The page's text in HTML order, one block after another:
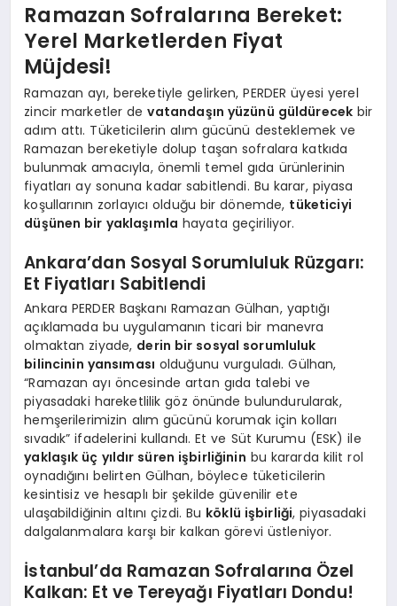
Ramazan Sofralarına Bereket:
Yerel Marketlerden Fiyat
Müjdesi!
Ramazan ayı, bereketiyle gelirken, PERDER üyesi yerel
zincir marketler devatandaşın yüzünü güldürecek bir
adım attı. Tüketicilerin alım gücünü desteklemek ve
Ramazan bereketiyle dolup taşan sofralara katkıda
bulunmak amacıyla, önemli temel gıda ürünlerinin
fiyatları ay sonuna kadar sabitlendi. Bu karar, piyasa
koşullarının zorlayıcı olduğu bir dönemde, tüketiciyi
düşünen bir yaklaşımla hayata geçiriliyor.
Ankara’dan Sosyal Sorumluluk Rüzgarı:
Et Fiyatları Sabitlendi
Ankara PERDER Başkanı Ramazan Gülhan, yaptığı
açıklamada bu uygulamanın ticari bir manevra
olmaktan ziyade, derin bir sosyal sorumluluk
bilincinin yansıması olduğunu vurguladı. Gülhan,
“Ramazan ayı öncesinde artan gıda talebi ve
piyasadaki hareketlilik göz önünde bulundurularak,
hemşerilerimizin alım gücünü korumak için kolları
sıvadık” ifadelerini kullandı. Et ve Süt Kurumu (ESK) ile
yaklaşık üç yıldır süren işbirliğinin bu kararda kilit rol
oynadığını belirten Gülhan, böylece tüketicilerin
kesintisiz ve hesaplı bir şekilde güvenilir ete
ulaşabildiğinin altını çizdi. Bu köklü işbirliği, piyasadaki
dalgalanmalara karşı bir kalkan görevi üstleniyor.
İstanbul’da Ramazan Sofralarına Özel
Kalkan: Et ve Tereyağı Fiyatları Dondu!